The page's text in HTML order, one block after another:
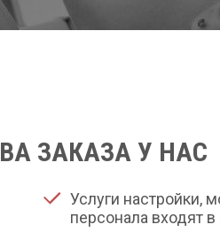
ЗАКАЗА У НАС
Услуги настройки,
персонала входят